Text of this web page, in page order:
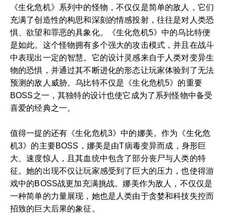
《生化危机》系列中的怪物，不仅仅是简单的敌人，它们
充满了创造性的构思和深刻的情感投射，往往是对人类恐
惧、欲望和罪恶的具象化。《生化危机5》中的乌比特便
是如此。这个怪物拥有多个强大的攻击模式，并且在战斗
中表现出一定的智慧。它的设计灵感来自于人类对变异生
物的恐惧，并通过其不断进化的形态让玩家体验到了无法
预测的敌人威胁。乌比特不仅是《生化危机5》的重要
BOSS之一，其独特的设计也使它成为了系列怪物中备受
喜爱的经典之一。
值得一提的还有《生化危机3》中的娜美。作为《生化危
机3》的主要BOSS，娜美是由T病毒变异而成，身形巨
大、速度惊人，且其血统中包含了部分丧尸与人类的特
征。她的出现不仅让玩家感受到了巨大的压力，也使得游
戏中的BOSS战更加充满挑战。娜美作为敌人，不仅仅是
一种简单的力量展现，她也是人类由于贪婪和科技失控而
招致的巨大后果的象征。